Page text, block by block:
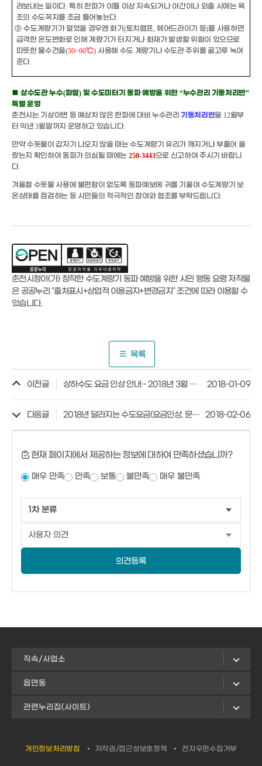
려보내는 일이다. 특히 한파가 이틀 이상 지속되거나 야간이나 외출 시에는 욕
조의 수도꼭지를 조금 틀어놓는다.
수도계량기가 얼었을 경우엔 화기 (토치램프,헤어드라이기 등)를 사용하면
급격한 온도변화로 인해 계량기가 터지거나 화재가 발생할 위험이 있으므로
따뜻한 물수건을(50~60℃) 사용해 수도 계량기나 수도관 주위를 골고루 녹여
준다.
■ 상수도관 누수(파열) 및 수도미터기 동파 예방을 위한 “누수관리 기동처리반”
특별 운영
춘천시는 기상이변 등 예상치 않은 한파에 대비 누수관리 기동처리반을 12월부
터 익년3월말까지 운영하고 있습니다.
만약 수돗물이 갑자기 나오지 않을 때는 수도계량기 유리가 깨지거나 부풀어 올
랐는지 확인하여 동파가 의심될 때에는 250-3443으로 신고하여 주시기 바랍니
다.
겨울철 수돗물 사용에 불편함이 없도록 동파예보에 귀를 기울여 수도계량기 보
온상태를 점검하는 등 시민들의 적극적인 참여와 협조를 부탁드립니다.
춘천시청이(가) 창작한수도계량기 동파 예방을 위한 시민 행동 요령 저작물
은 공공누리"출처표시+상업적 이용금지+변경금지"조건에 따라 이용할 수
있습니다.
목록
이전글 상하수도 요금 인상 안내 - 2018년 3월 고지분부터 2018-01-09
다음글 2018년 달라지는 수도요금(요금인상, 문자서비스, 다자녀 감면) 2018-02-06
현재 페이지에서 제공하는 정보에 대하여 만족하셨습니까?
매우 만족 만족 보통 불만족 매우 불만족
의견등록
직속/사업소
읍면동
관련누리집(사이트)
개인정보처리방침 저작권/접근성보호정책 전자우편수집거부